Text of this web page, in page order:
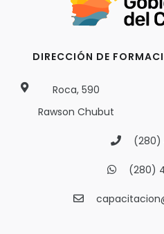
DIRECCIÓN DE
Roca, 590
Rawson Chubut
(280)
(280)